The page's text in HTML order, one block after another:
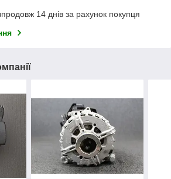
14 днів за рахунок покупця